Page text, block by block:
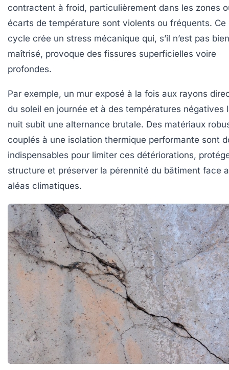
contractent à froid, particulièrement dans les zones
écarts de température sont violents ou fréquents. Ce
cycle crée un stress mécanique qui, s’il n’est pas bien
maîtrisé, provoque des fissures superficielles voire
profondes.
Par exemple, un mur exposé à la fois aux rayons
du soleil en journée et à des températures négatives
nuit subit une alternance brutale. Des matériaux
couplés à une isolation thermique performante sont
indispensables pour limiter ces détériorations,
structure et préserver la pérennité du bâtiment face
aléas climatiques.